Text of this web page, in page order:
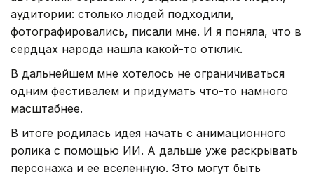
аудитории: столько людей подходили,
фотографировались, писали мне. И я поняла, что в
сердцах народа нашла какой-то отклик.
В дальнейшем мне хотелось не ограничиваться
одним фестивалем и придумать что-то намного
масштабнее.
В итоге родилась идея начать с анимационного
ролика с помощью ИИ. А дальше уже раскрывать
персонажа и ее вселенную. Это могут быть